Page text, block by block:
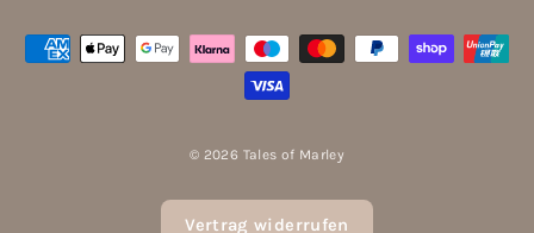
© 2026 Tales of Marley
Vertrag widerrufen